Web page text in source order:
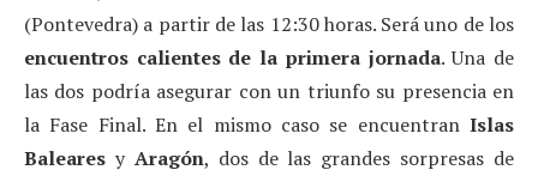
(Pontevedra) a partir de las 12:30 horas. Será uno de los
encuentros calientes de la primera jornada. Una de
las dos podría asegurar con un triunfo su presencia en
la Fase Final. En el mismo caso se encuentran Islas
Baleares y Aragón, dos de las grandes sorpresas de